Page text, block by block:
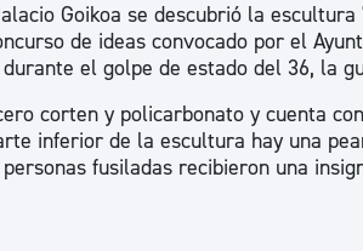
Goikoa se descubrió la
de ideas convocado por el
el golpe de estado del 36, la
corten y policarbonato y cuenta
inferior de la escultura hay una
fusiladas recibieron una